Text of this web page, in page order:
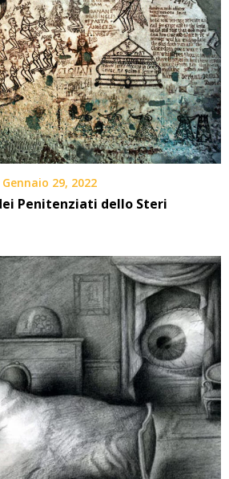
Gennaio 29, 2022
Penitenziati dello Steri